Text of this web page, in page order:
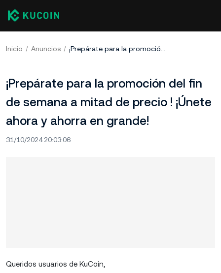
Inicio Anuncios ¡Prepárate para la promoción del fin de semana a mitad de precio ! ¡Únete ahora y ahorra en grande!
¡Prepárate para la promoción del fin
de semana a mitad de precio ! ¡Únete
ahora y ahorra en grande!
31/10/2024 20:03:06
Queridos usuarios de KuCoin,